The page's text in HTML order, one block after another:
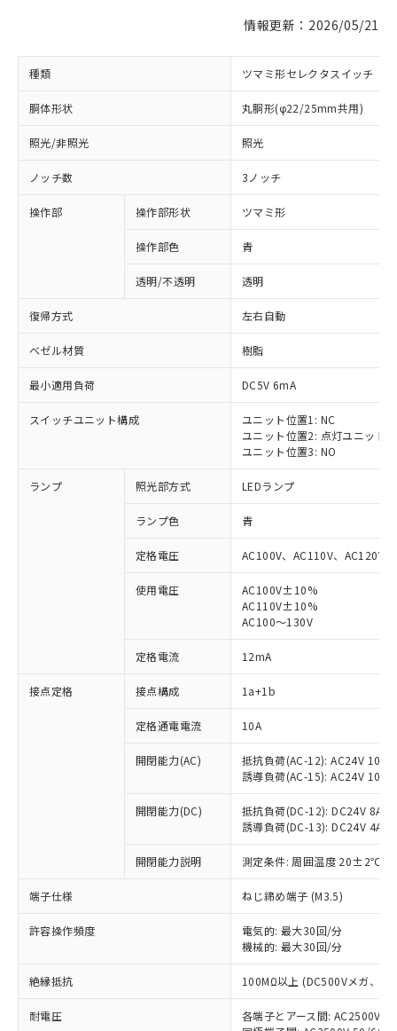
情報更新：2026/05/21
種類 ツマミ形セレクタスイッチ
胴体形状 丸胴形(φ22/25mm共用)
照光/非照光 照光
ノッチ数 3ノッチ
操作部 操作部形状 ツマミ形
操作部色 青
透明/不透明 透明
復帰方式 左右自動
ベゼル材質 樹脂
最小適用負荷 DC5V 6mA
スイッチユニット構成
ユニット位置1: NC
ユニット位置2: 点灯ユニット
ユニット位置3: NO
ランプ 照光部方式 LEDランプ
ランプ色 青
定格電圧 AC100V、AC110V、AC120V
使用電圧
AC100V±10%
AC110V±10%
AC100～130V
定格電流 12mA
接点定格 接点構成 1a+1b
定格通電電流 10A
開閉能力(AC)
抵抗負荷(AC-12): AC24V 10A/
誘導負荷(AC-15): AC24V
開閉能力(DC)
抵抗負荷(DC-12): DC24V 8A/
誘導負荷(DC-13): DC24V 4A/
開閉能力説明 測定条件: 周囲温度 20±2℃、
端子仕様 ねじ締め端子 (M3.5)
許容操作頻度
電気的: 最大30回/分
機械的: 最大30回/分
絶縁抵抗 100MΩ以上 (DC500Vメガ、点
耐電圧
各端子とアース間: AC2500V
ご利用条件
以下の条件をお読みいただき、同意のうえ
本サービスは、当社制御機器事業取扱
商品の当社在庫状況および標準価格
(税抜)を提供させていただくもので
当社制御機器事業取扱商品の中には、
本サービスの対象外となる商品もある
ことをご了承ください。
※1 対応状況
対応済み：EU RoHS指令（10物質）の
非含有に対応した製品が提供可能な商品で
対応予定：EU RoHS指令（10物質）の非含
有に対応した製品に切り替える予定のある
対応予定なし：EU RoHS指令（10物質）の
非含有に非対応の商品で、対応品を出す予
調査・確認中：EU RoHS指令（10物質）の
非含有の対応状況を調査中または確認中の
商品です。
非該当品：ライセンス料など無形物で、有
害物質有無と関係のない商品です。
仕入先様の事情により、非含有部品として
いたものが、含有品と判明した場合などや
「○」：最大均質材料含有率が中国RoHSの
「×」：最大均質材料含有率が中国RoHSの
基準値を超えていることを示します。
当社は、これら貴社製品のうち、外国